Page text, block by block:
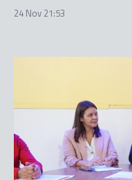
24 Nov 21:53